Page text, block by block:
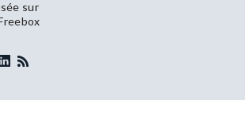
sur